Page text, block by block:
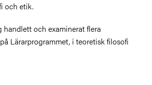
och etik.
handlett och examinerat flera
Lärarprogrammet, i teoretisk filosofi